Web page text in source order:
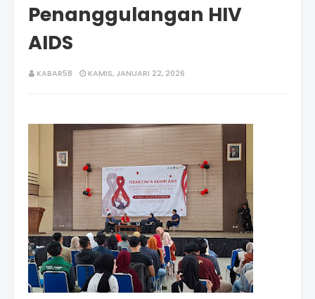
Penanggulangan HIV
AIDS
KABAR58 KAMIS, JANUARI 22, 2026